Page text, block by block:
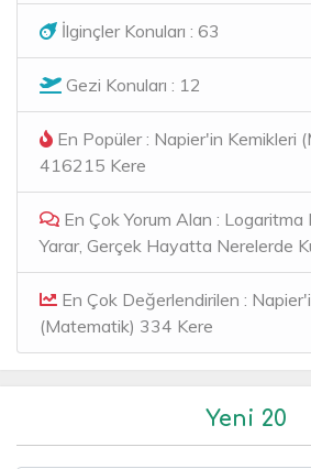
İlginçler Konuları : 63
Gezi Konuları : 12
En Popüler : Napier'in Kemikleri
416215 Kere
En Çok Yorum Alan : Logaritma
Yarar, Gerçek Hayatta Nerelerde
En Çok Değerlendirilen :
(Matematik) 334 Kere
Yeni 20